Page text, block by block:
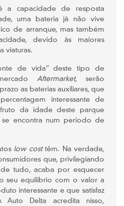
a capacidade de resposta
uma bateria já não vive
de arranque, mas também
devido às maiores
viaturas.
de vida” deste tipo de
Aftermarket, serão
as baterias auxiliares, que
interessante de
fruto da idade deste parque
encontra num período de
low costtêm. Na verdade,
que, privilegiando
tudo, acaba por esquecer
seu equilíbrio com o valor a
interessante e que satisfaz
Delta acredita nisso,